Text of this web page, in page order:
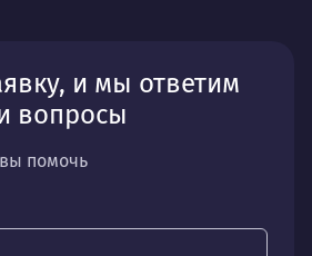
и мы ответим
вопросы
помочь